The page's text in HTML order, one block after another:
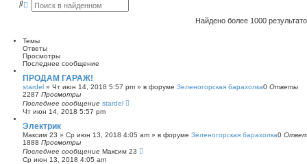
П Р
р
е
н
н
ы
й
п
о
и
к
Найдено более 1000
Темы
Ответы
Просмотры
Последнее сообщение
ПРОДАМ ГАРАЖ!
stardel » Чт июн 14, 2018 5:57 pm » в форуме Зеленогорская барахолка0 Ответы
2287 Просмотры
Последнее сообщение stardel
Чт июн 14, 2018 5:57 pm
Электрик
Максим 23 » Ср июн 13, 2018 4:05 am » в форуме Зеленогорская барахолка0
1888 Просмотры
Последнее сообщение Максим 23
Ср июн 13, 2018 4:05 am